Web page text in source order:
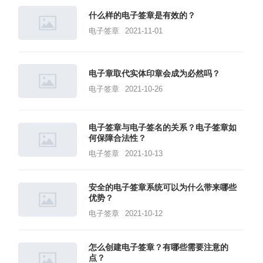
什么样的电子签章是有效的？
电子签章 2021-11-01
电子章取代实体印章会成为必然吗？
电子签章 2021-10-26
电子签章与电子签名的关系？电子签章如
何保障合法性？
电子签章 2021-10-13
安全的电子签章系统可以为什么带来哪些
优势？
电子签章 2021-10-12
怎么创建电子签章？有哪些需要注意的
点？